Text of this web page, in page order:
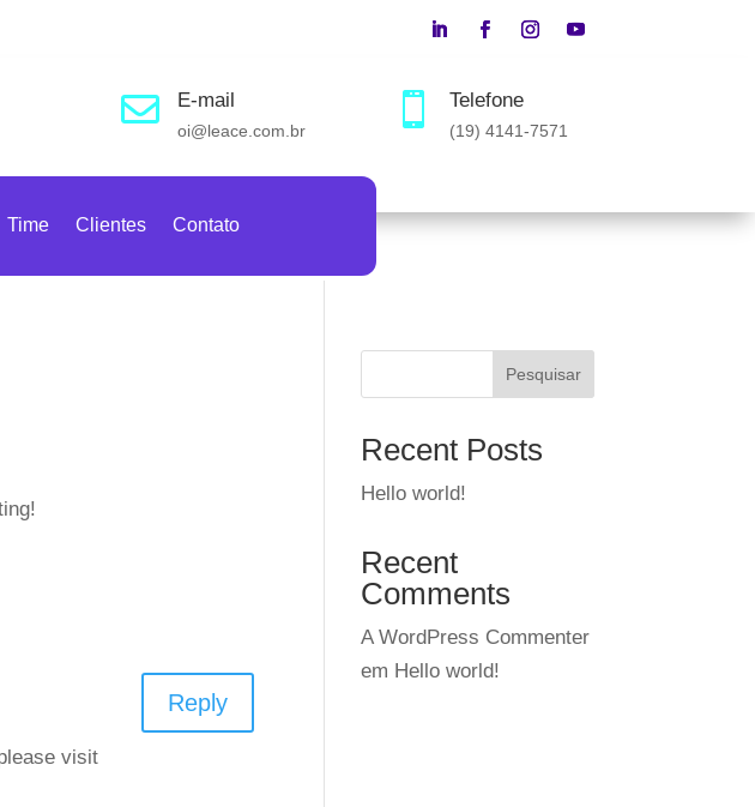
 E-mail
oi@leace.com.br
 Telefone
(19) 4141-7571
Time Clientes Contato
visit
Reply
Pesquisar
Recent Posts
Hello world!
Recent
Comments
A WordPress Commenter
em Hello world!